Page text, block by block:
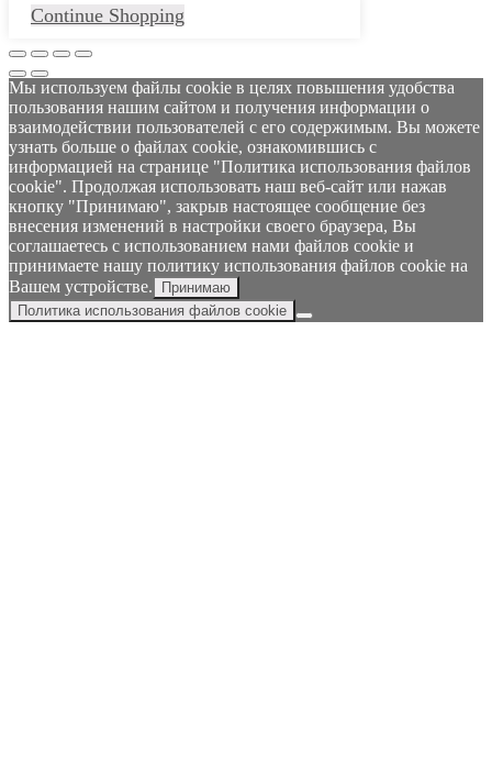
Continue Shopping
Мы используем файлы cookie в целях повышения удобства
пользования нашим сайтом и получения информации о
взаимодействии пользователей с его содержимым. Вы можете
узнать больше о файлах cookie, ознакомившись с
информацией на странице "Политика использования файлов
cookie". Продолжая использовать наш веб-сайт или нажав
кнопку "Принимаю", закрыв настоящее сообщение без
внесения изменений в настройки своего браузера, Вы
соглашаетесь с использованием нами файлов cookie и
принимаете нашу политику использования файлов cookie на
Вашем устройстве.
Принимаю
Политика использования файлов cookie